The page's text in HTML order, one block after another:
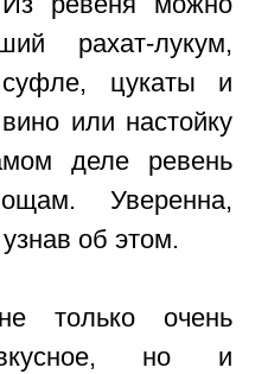
рахат-лукум,
цукаты и
или настойку
деле ревень
Уверенна,
об этом.
только очень
но и